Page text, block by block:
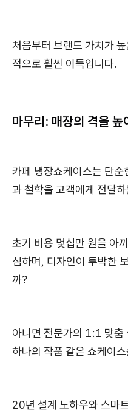
처음부터 브랜드 가치가
적으로 훨씬 이득입니다.
마무리: 매장의 격을
카페 냉장쇼케이스는 단
과 철학을 고객에게 전달
초기 비용 몇십만 원을 아
심하며, 디자인이 투박한
까?
아니면 전문가의 1:1 맞춤
하나의 작품 같은 쇼케이
20년 설계 노하우와 스마